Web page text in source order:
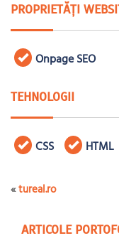
PROPRIETĂȚI
Onpage SEO
TEHNOLOGII
CSS HTML
«tureal.ro
ARTICOLE